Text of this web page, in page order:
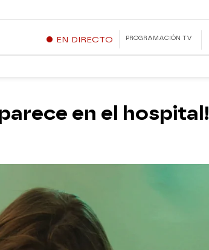
EN DIRECTO PROGRAMACIÓN TV
en el hospital!